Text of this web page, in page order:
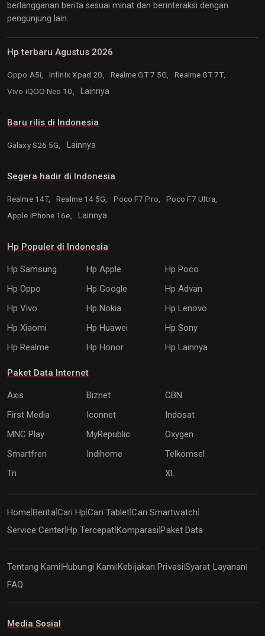
berlangganan berita sesuai minat dan berinteraksi dengan
pengunjung lain.
Hp terbaru Agustus 2026
Oppo A5i, Infinix Xpad 20, Realme GT 7 5G,
Realme GT 7T,
Vivo iQOO Neo 10,
Lainnya
Baru rilis di Indonesia
Galaxy S26 5G, Lainnya
Segera hadir di Indonesia
Realme 14T, Realme 14 5G, Poco F7 Pro,
Poco F7 Ultra,
Apple iPhone 16e,
Lainnya
Hp Populer di Indonesia
Hp Samsung Hp Apple
Hp Poco
Hp Oppo
Hp Google
Hp Advan
Hp Vivo
Hp Nokia
Hp Lenovo
Hp Xiaomi
Hp Huawei
Hp Sony
Hp Realme
Hp Honor Hp Lainnya
Paket Data Internet
Axis Biznet
CBN
First Media
Iconnet
Indosat
MNC Play
MyRepublic
Oxygen
Smartfren
Indihome
Telkomsel
Tri
XL
Home BeritaCari Hp |Cari Tablet|Cari Smartwatch
Service Center|Hp Tercepat Komparasi |Paket Data
Tentang Kami Hubungi Kami Kebijakan Privasi Syarat Layanan
FAQ
Media Sosial